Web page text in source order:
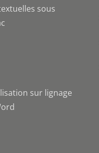
sous
sur lignage